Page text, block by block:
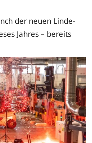
der neuen Linde-
Jahres – bereits